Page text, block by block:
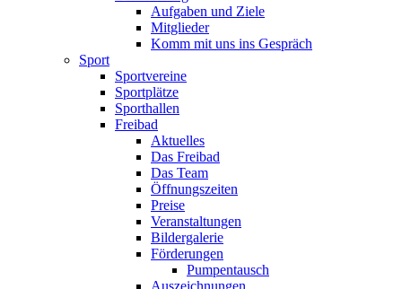
Aufgaben und Ziele
Mitglieder
Komm mit uns ins Gespräch
Sport
Sportvereine
Sportplätze
Sporthallen
Freibad
Aktuelles
Das Freibad
Das Team
Öffnungszeiten
Preise
Veranstaltungen
Bildergalerie
Förderungen
Pumpentausch
Auszeichnungen